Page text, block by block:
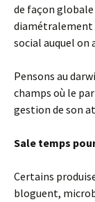
de façon
diamétralement
social auquel on
Pensons au
champs où le
gestion de son
Sale temps
Certains
bloguent,